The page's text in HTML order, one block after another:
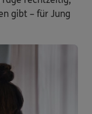
gibt – für Jung